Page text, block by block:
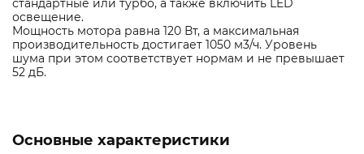
стандартные или турбо, а также включить LED
освещение.
Мощность мотора равна 120 Вт, а максимальная
производительность достигает 1050 м3/ч. Уровень
шума при этом соответствует нормам и не превышает
52 дБ.
Основные характеристики